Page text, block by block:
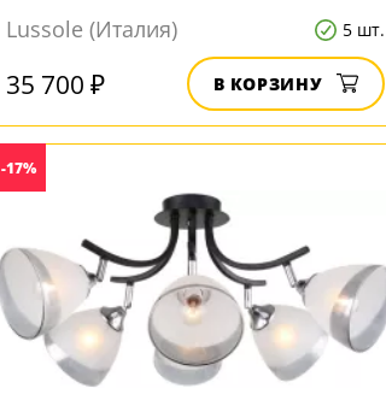
Lussole (Италия)
5 шт.
35 700 ₽ В КОРЗИНУ
-17%